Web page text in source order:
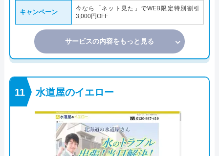
キャンペーン
今なら「ネット見た」でWEB限定特別割引
3,000円OFF
サービスの内容をもっと見る
水道屋のイエロー